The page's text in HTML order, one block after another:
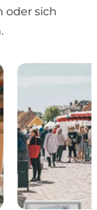
oder sich
Städte auf